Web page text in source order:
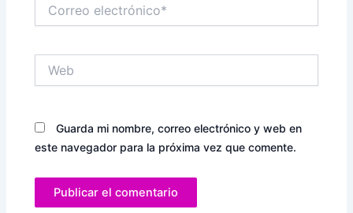
electrónico*
Guarda mi nombre, correo electrónico y web en
este navegador para la próxima vez que comente.